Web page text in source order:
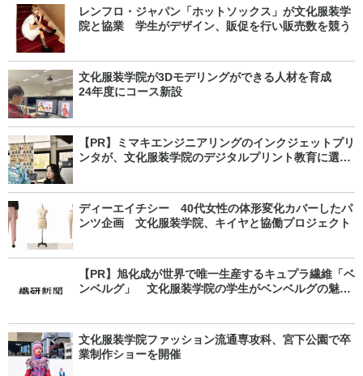
レンフロ・ジャパン「ホットソックス」が文化服装学
院と協業 学生がデザイン、販促を行い販売数を競う
文化服装学院が3Dモデリングができる人材を育成
24年度にコース新設
【PR】ミマキエンジニアリングのインクジェットプリ
ンタが、文化服装学院のデジタルプリント教育に選ば
ディーエイチシー 40代女性の体形変化カバーしたパ
ンツ企画 文化服装学院、キイヤと協働プロジェクト
【PR】旭化成が世界で唯一生産するキュプラ繊維「ベ
ンベルグ」 文化服装学院の学生がベンベルグの魅力
文化服装学院ファッション流通専攻科、宮下公園で卒
業制作ショーを開催